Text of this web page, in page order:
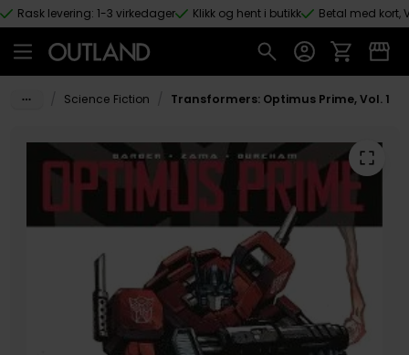
Hopp til hovedinnhold
Rask levering: 1-3 virkedager Klikk og hent i butikk Betal med kort,
Science Fiction Transformers: Optimus Prime, Vol. 1